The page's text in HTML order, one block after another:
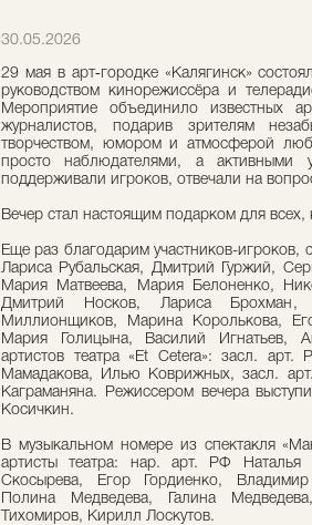
30.05.2026
29 мая в арт‑городке «Калягинск»
руководством кинорежиссёра и
Мероприятие объединило известных
журналистов, подарив зрителям
творчеством, юмором и атмосферой
просто наблюдателями, а активными
поддерживали игроков, отвечали на
Вечер стал настоящим подарком для всех,
Еще раз благодарим участников-
Лариса Рубальская, Дмитрий Гуржий,
Мария Матвеева, Мария Белоненко,
Дмитрий Носков, Лариса Брохман,
Миллионщиков, Марина Королькова,
Мария Голицына, Василий Игнатьев,
артистов театра «Et Cetera»: засл.
Мамадакова, Илью Коврижных, засл.
Каграманяна. Режиссером вечера
Косичкин.
В музыкальном номере из спектакля
артисты театра: нар. арт. РФ
Скосырева, Егор Гордиенко,
Полина Медведева, Галина
Тихомиров, Кирилл Лоскутов.